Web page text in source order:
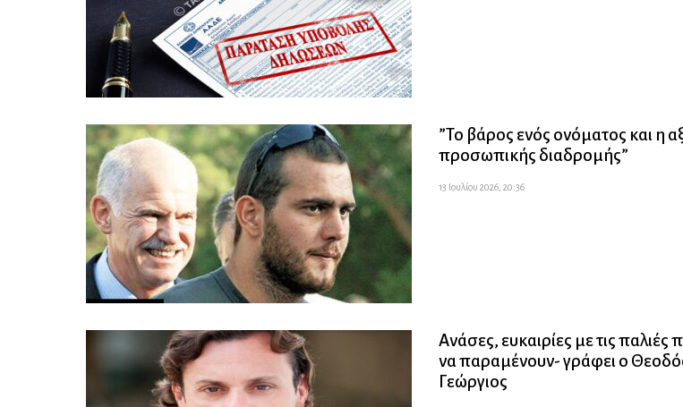
”Το βάρος ενός ονόματος και η
προσωπικής διαδρομής”
13 Ιουλίου 2026, 20:36
Ανάσες, ευκαιρίες με τις παλιές
να παραμένουν- γράφει ο
Γεώργιος